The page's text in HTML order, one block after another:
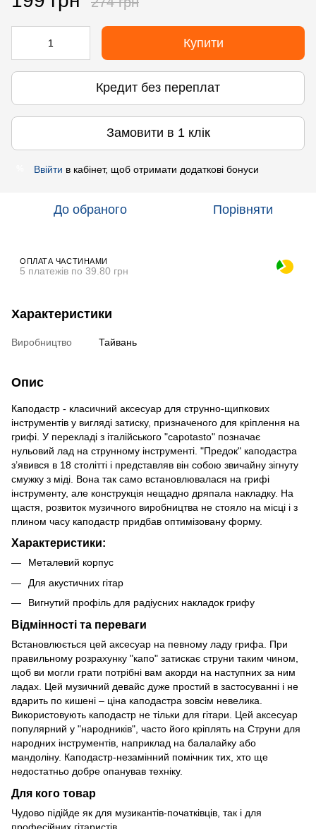
Купити
Кредит без переплат
Замовити в 1 клік
Ввійти в кабінет, щоб отримати додаткові бонуси
До обраного Порівняти
ОПЛАТА ЧАСТИНАМИ
5 платежів по 39.80 грн
Характеристики
Виробництво Тайвань
Опис
Каподастр - класичний аксесуар для струнно-щипкових
інструментів у вигляді затиску, призначеного для кріплення на
грифі. У перекладі з італійського "capotаsto" позначає
нульовий лад на струнному інструменті. "Предок" каподастра
з’явився в 18 столітті і представляв він собою звичайну зігнуту
смужку з міді. Вона так само встановлювалася на грифі
інструменту, але конструкція нещадно дряпала накладку. На
щастя, розвиток музичного виробництва не стояло на місці і з
плином часу каподастр придбав оптимізовану форму.
Характеристики:
Металевий корпус
Для акустичних гітар
Вигнутий профіль для радіусних накладок грифу
Відмінності та переваги
Встановлюється цей аксесуар на певному ладу грифа. При
правильному розрахунку "капо" затискає струни таким чином,
щоб ви могли грати потрібні вам акорди на наступних за ним
ладах. Цей музичний девайс дуже простий в застосуванні і не
вдарить по кишені – ціна каподастра зовсім невелика.
Використовують каподастр не тільки для гітари. Цей аксесуар
популярний у "народників", часто його кріплять на Струни для
народних інструментів, наприклад на балалайку або
мандоліну. Каподастр-незамінний помічник тих, хто ще
недостатньо добре опанував техніку.
Для кого товар
Чудово підійде як для музикантів-початківців, так і для
професійних гітаристів.